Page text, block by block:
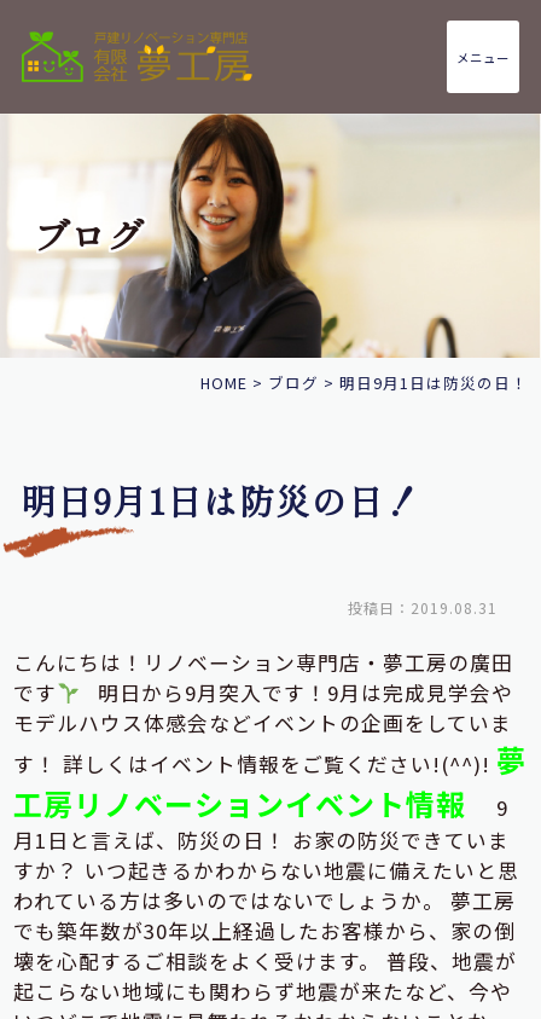
メニュー
ブログ
HOME > ブログ > 明日9月1日は防災の日！
明日9月1日は防災の日！
投稿日：2019.08.31
こんにちは！リノベーション専門店・夢工房の廣田
です
明日から9月突入です！9月は完成見学会や
モデルハウス体感会などイベントの企画をしていま
す！ 詳しくはイベント情報をご覧ください!(^^)! 夢
工房リノベーションイベント情報 9
月1日と言えば、防災の日！ お家の防災できていま
すか？ いつ起きるかわからない地震に備えたいと思
われている方は多いのではないでしょうか。 夢工房
でも築年数が30年以上経過したお客様から、家の倒
壊を心配するご相談をよく受けます。 普段、地震が
起こらない地域にも関わらず地震が来たなど、今や